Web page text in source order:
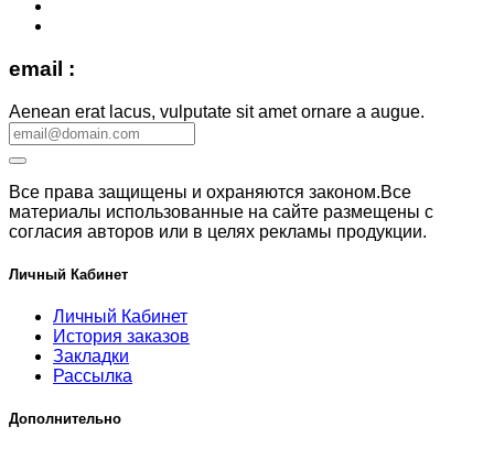
email :
Aenean erat lacus, vulputate sit amet ornare a augue.
Все права защищены и охраняются законом.Все
материалы использованные на сайте размещены с
согласия авторов или в целях рекламы продукции.
Личный Кабинет
Личный Кабинет
История заказов
Закладки
Рассылка
Дополнительно